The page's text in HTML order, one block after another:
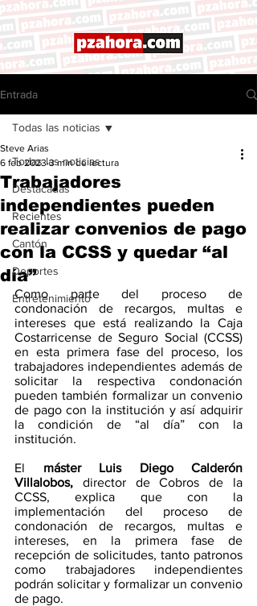
Entrada
Todas las noticias
Destacadas
Recientes
Cantón
Deportes
Entretenimiento
Todas las noticias
Trabajadores
independientes pueden
realizar convenios de pago
con la CCSS y quedar “al
día”
Steve Arias
6 feb 2023 3 min de lectura
Como parte del proceso de
condonación de recargos, multas e
intereses que está realizando la Caja
Costarricense de Seguro Social (CCSS)
en esta primera fase del proceso, los
trabajadores independientes además de
solicitar la respectiva condonación
pueden también formalizar un convenio
de pago con la institución y así adquirir
la condición de “al día” con la
institución.
El máster Luis Diego Calderón
Villalobos, director de Cobros de la
CCSS, explica que con la
implementación del proceso de
condonación de recargos, multas e
intereses, en la primera fase de
recepción de solicitudes, tanto patronos
como trabajadores independientes
podrán solicitar y formalizar un convenio
de pago.